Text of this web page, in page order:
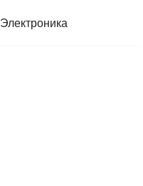
Электроника